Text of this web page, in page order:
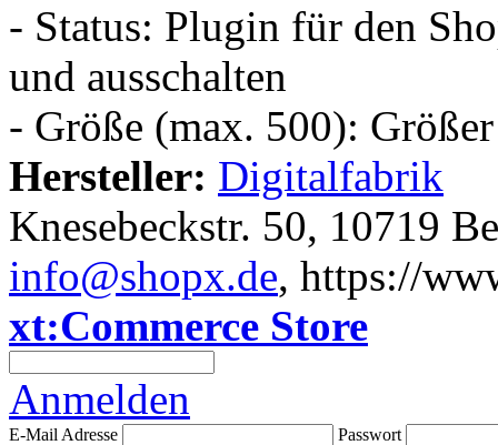
- Status: Plugin für den
und ausschalten
- Größe (max. 500):
Hersteller: Digitalfabrik
Knesebeckstr. 50, 10719
info@shopx.de, https://
xt:Commerce Store
Anmelden
E-Mail Adresse
Passwort